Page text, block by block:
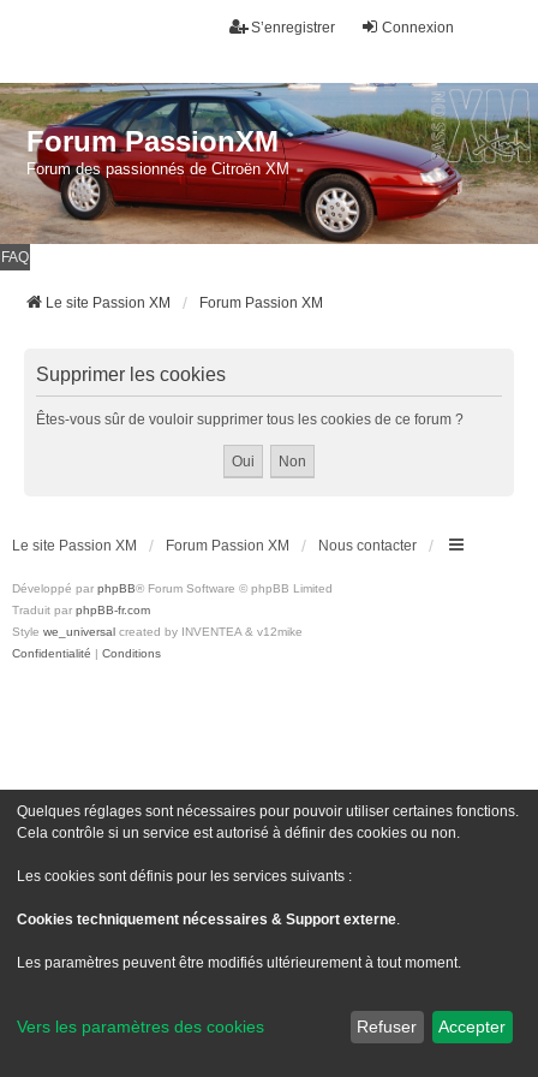
Connexion
S’enregistrer
Forum PassionXM
Forum des passionnés de Citroën XM
FAQ
Le site Passion XM Forum Passion XM
Supprimer les cookies
Êtes-vous sûr de vouloir supprimer tous les cookies de ce forum ?
Le site Passion XM Forum Passion XM Nous contacter
Développé par phpBB® Forum Software © phpBB Limited
Traduit par phpBB-fr.com
Style we_universal created by INVENTEA & v12mike
Confidentialité | Conditions
Quelques réglages sont nécessaires pour pouvoir utiliser certaines fonctions.
Cela contrôle si un service est autorisé à définir des cookies ou non.
Les cookies sont définis pour les services suivants :
Cookies techniquement nécessaires & Support externe.
Les paramètres peuvent être modifiés ultérieurement à tout moment.
Vers les paramètres des cookies Refuser Accepter